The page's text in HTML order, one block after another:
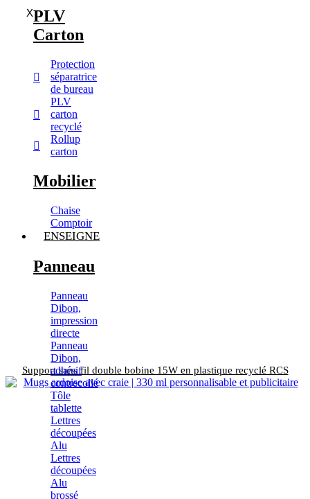
XPLV
Carton
Protection
séparatrice
de bureau
PLV
carton
recyclé
Rollup
carton
Mobilier
Chaise
Comptoir
ENSEIGNE
Panneau
Panneau
Dibon,
impression
directe
Panneau
Dibon,
adhésif
contrecollé
Tôle
tablette
Lettres
découpées
Alu
Lettres
découpées
Alu
brossé
Support sans fil double bobine 15W en plastique recyclé RCS